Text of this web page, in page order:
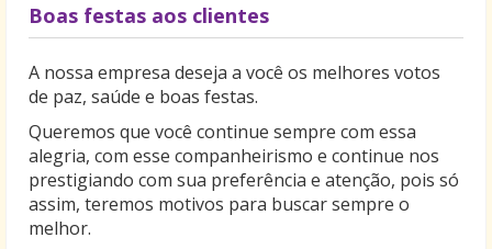
Boas festas aos clientes
A nossa empresa deseja a você os melhores votos
de paz, saúde e boas festas.
Queremos que você continue sempre com essa
alegria, com esse companheirismo e continue nos
prestigiando com sua preferência e atenção, pois só
assim, teremos motivos para buscar sempre o
melhor.